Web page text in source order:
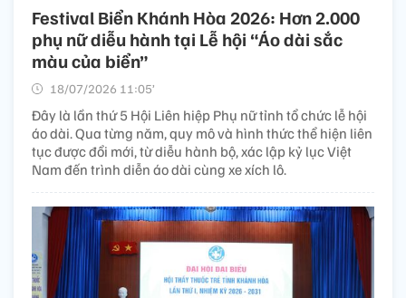
Festival Biển Khánh Hòa 2026: Hơn 2.000
phụ nữ diễu hành tại Lễ hội “Áo dài sắc
màu của biển”
18/07/2026 11:05’
Đây là lần thứ 5 Hội Liên hiệp Phụ nữ tỉnh tổ chức lễ hội
áo dài. Qua từng năm, quy mô và hình thức thể hiện liên
tục được đổi mới, từ diễu hành bộ, xác lập kỷ lục Việt
Nam đến trình diễn áo dài cùng xe xích lô.